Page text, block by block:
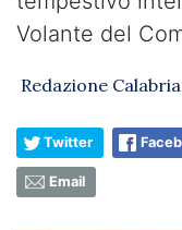
Volante del
Redazione
Twitter
Email